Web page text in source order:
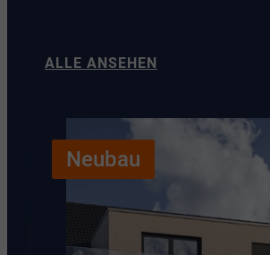
ALLE ANSEHEN
Neubau